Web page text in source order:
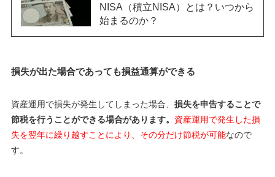
NISA（積立NISA）とは？いつから
始まるのか？
損失が出た場合であっても損益通算ができる
資産運用で損失が発生してしまった場合、 損失を申告することで
節税を行うことができる場合があります。 資産運用で発生した損
失を翌年に繰り越すことにより、その分だけ節税が可能なので
す。